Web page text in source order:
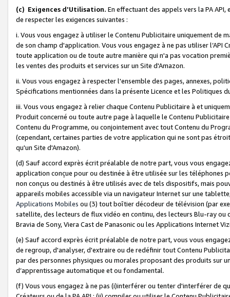
(c) Exigences d'Utilisation. En effectuant des appels vers la PA
de respecter les exigences suivantes :
i. Vous vous engagez à utiliser le Contenu Publicitaire uniquement de
de son champ d'application. Vous vous engagez à ne pas utiliser l’API
toute application ou de toute autre manière qui n'a pas vocation
les ventes des produits et services sur un Site d'Amazon.
ii. Vous vous engagez à respecter l'ensemble des pages, annexes,
Spécifications mentionnées dans la présente Licence et les Politiques
iii. Vous vous engagez à relier chaque Contenu Publicitaire à et
Produit concerné ou toute autre page à laquelle le Contenu
Contenu du Programme, ou conjointement avec tout Contenu du
(cependant, certaines parties de votre application qui ne sont pas
qu'un Site d'Amazon).
(d) Sauf accord exprès écrit préalable de notre part, vous vous
application conçue pour ou destinée à être utilisée sur les téléphones
non conçus ou destinés à être utilisés avec de tels dispositifs, mais
appareils mobiles accessible via un navigateur Internet sur une
Applications Mobiles ou (3) tout boîtier décodeur de télévision (par
satellite, des lecteurs de flux vidéo en continu, des lecteurs Blu-ray
Bravia de Sony, Viera Cast de Panasonic ou les Applications Internet
(e) Sauf accord exprès écrit préalable de notre part, vous vous
de regroup, d'analyser, d'extraire ou de redéfinir tout Contenu
par des personnes physiques ou morales proposant des produits sur
d’apprentissage automatique et ou fondamental.
(f) Vous vous engagez à ne pas (i)interférer ou tenter d'interférer de